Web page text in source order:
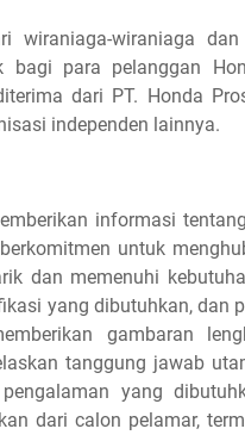
wiraniaga-wiraniaga
bagi para pelanggan
dari PT. Honda
independen lainnya.
informasi
untuk
dan memenuhi
yang dibutuhkan, dan
gambaran
tanggung jawab
yang
dari calon pelamar,